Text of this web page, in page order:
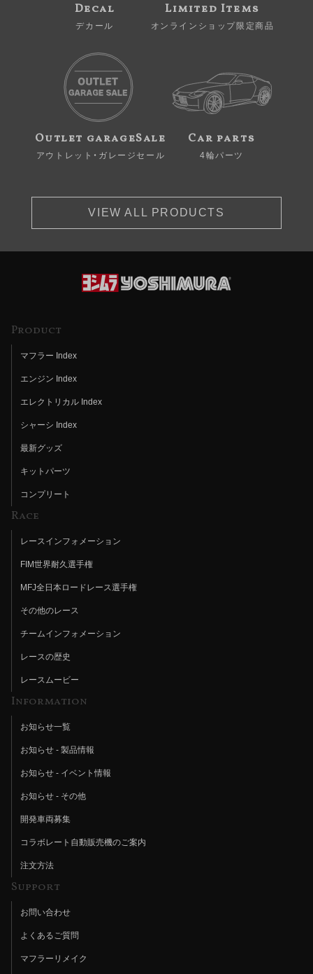
Decal
デカール
Limited Items
オンラインショップ限定商品
Outlet garageSale
アウトレット・ガレージセール
Car parts
4輪パーツ
VIEW ALL PRODUCTS
Product
マフラー Index
エンジン Index
エレクトリカル Index
シャーシ Index
最新グッズ
キットパーツ
コンプリート
Race
レースインフォメーション
FIM世界耐久選手権
MFJ全日本ロードレース選手権
その他のレース
チームインフォメーション
レースの歴史
レースムービー
Information
お知らせ一覧
お知らせ - 製品情報
お知らせ - イベント情報
お知らせ - その他
開発車両募集
コラボレート自動販売機のご案内
注文方法
Support
お問い合わせ
よくあるご質問
マフラーリメイク